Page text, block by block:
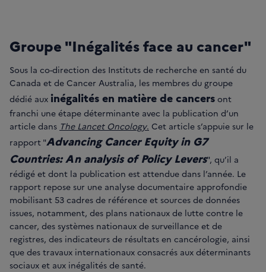
Groupe "Inégalités face au cancer"
Sous la co-direction des Instituts de recherche en santé du
Canada et de Cancer Australia, les membres du groupe
dédié aux inégalités en matière de cancers ont
franchi une étape déterminante avec la publication d’un
article dans The Lancet Oncology. Cet article s’appuie sur le
rapport "Advancing Cancer Equity in G7
Countries: An analysis of Policy Levers", qu’il a
rédigé et dont la publication est attendue dans l’année. Le
rapport repose sur une analyse documentaire approfondie
mobilisant 53 cadres de référence et sources de données
issues, notamment, des plans nationaux de lutte contre le
cancer, des systèmes nationaux de surveillance et de
registres, des indicateurs de résultats en cancérologie, ainsi
que des travaux internationaux consacrés aux déterminants
sociaux et aux inégalités de santé.